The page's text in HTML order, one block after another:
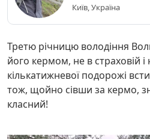
Київ, Україна
Третю річницю володіння
його кермом, не в страховій
кількатижневої подорожі
тож, щойно сівши за кермо,
класний!